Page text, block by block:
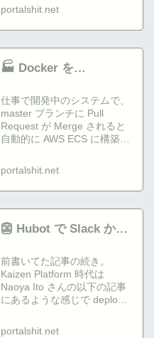
ら利用していて大変お世話...
portalshit.net
🏭 Docker を
リットを考える
仕事で開発中のシステムで、
master ブランチに Pull
Request が Merge されると
自動的に AWS ECS に構築し
ロイが行われるような仕組み
を導...
portalshit.net
👺 Hubot で Slack から
前書いてた記事の続き。
Kaizen Platform 時代は
Naoya Ito さんの以下の記事
にあるような感じで deploy
に話しかけると dep...
portalshit.net